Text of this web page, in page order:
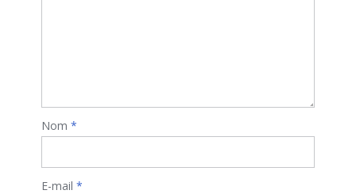
Nom *
E-mail *